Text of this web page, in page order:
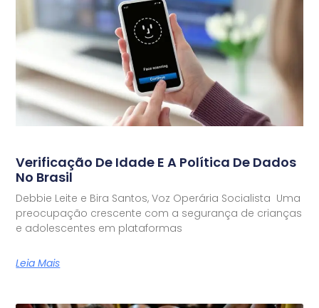
Verificação De Idade E A Política De Dados
No Brasil
Debbie Leite e Bira Santos, Voz Operária Socialista Uma
preocupação crescente com a segurança de crianças
e adolescentes em plataformas
Leia Mais